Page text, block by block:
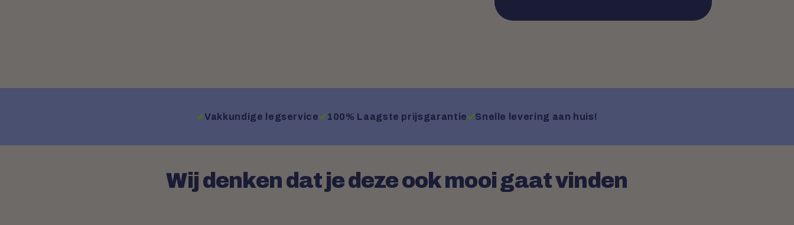
Vakkundige legservice 100% Laagste prijsgarantie Snelle levering aan huis!
Wij denken dat je deze ook mooi gaat vinden